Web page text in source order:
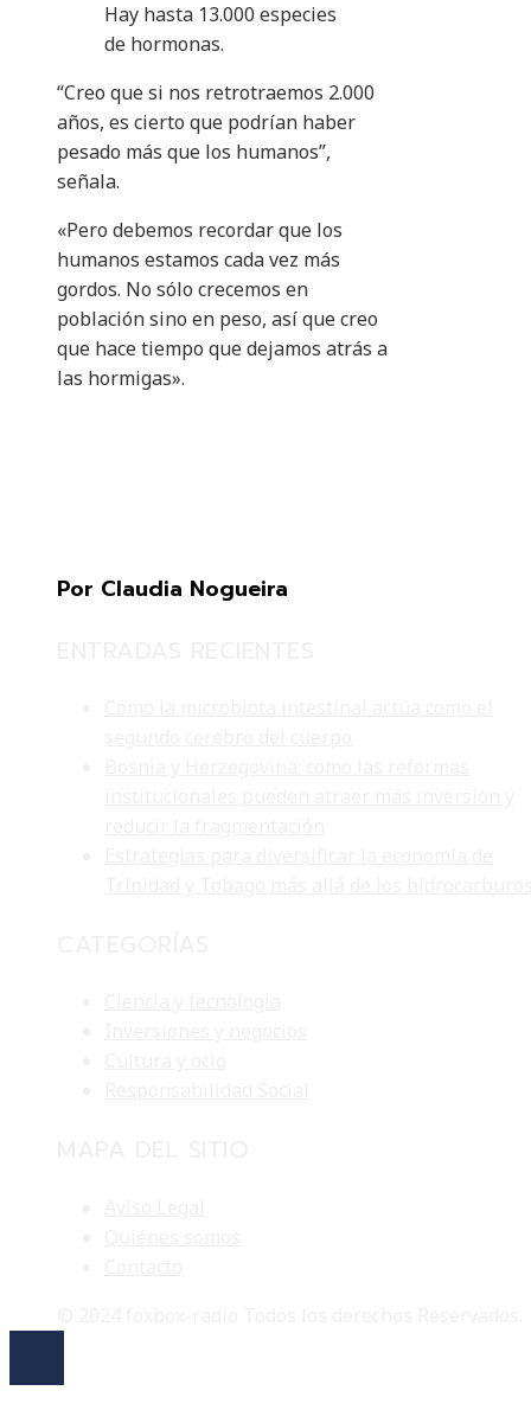
Hay hasta 13.000 especies
de hormonas.
“Creo que si nos retrotraemos 2.000
años, es cierto que podrían haber
pesado más que los humanos”,
señala.
«Pero debemos recordar que los
humanos estamos cada vez más
gordos. No sólo crecemos en
población sino en peso, así que creo
que hace tiempo que dejamos atrás a
las hormigas».
Por Claudia Nogueira